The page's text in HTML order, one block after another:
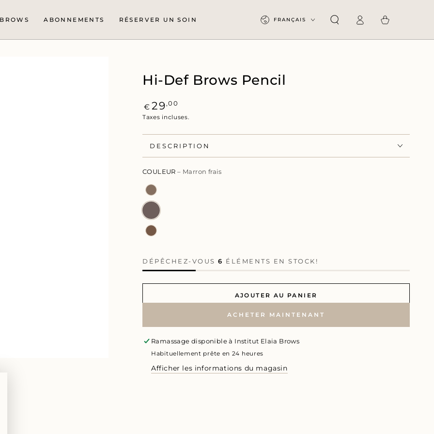
BROWS ABONNEMENTS RÉSERVER UN SOIN LangueFRANÇAIS ConnexionPanier
Hi-Def Brows Pencil
Prix
normal
€ 29,00
Taxes incluses.
DESCRIPTION
COULEUR– Marron frais
DÉPÊCHEZ-VOUS 6 ÉLÉMENTS EN STOCK!
AJOUTER AU PANIER
ACHETER MAINTENANT
Ramassage disponible à Institut Elaia Brows
Habituellement prête en 24 heures
Afficher les informations du magasin